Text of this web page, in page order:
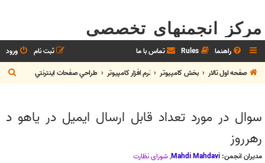
مرکز انجمنهای تخصصی
راهنما Rules تماس با ما ورود
ثبت نام
صفحه اول تالار
بخش كامپيوتر نرم افزار كامپيوتر طراحي صفحات اينترنتي
س
سوال در مورد تعداد قابل ارسال ايميل در ياهو د
رهرروز
مدیران انجمن: Mahdi Mahdavi
,شوراي نظارت